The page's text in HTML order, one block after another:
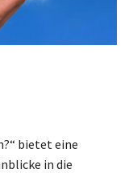
bietet eine
in die